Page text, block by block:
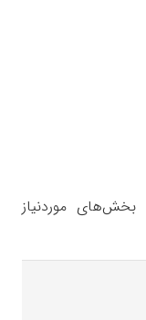
بخش‌های موردنیاز